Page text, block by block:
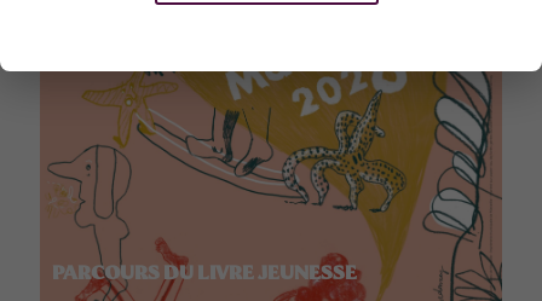
PARCOURS DU LIVRE JEUNESSE